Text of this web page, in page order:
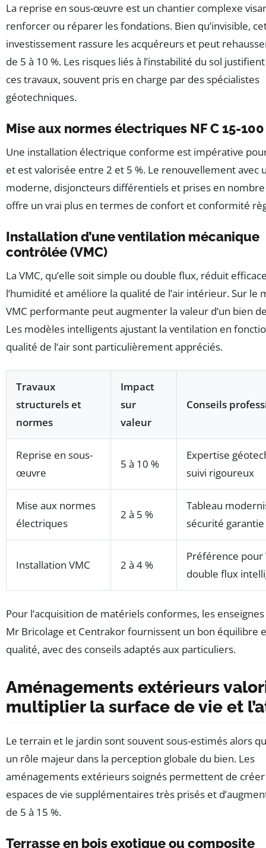
La reprise en sous-œuvre est un chantier complexe
renforcer ou réparer les fondations. Bien qu’invisible,
investissement rassure les acquéreurs et peut
de 5 à 10 %. Les risques liés à l’instabilité du sol
ces travaux, souvent pris en charge par des spécialistes
géotechniques.
Mise aux normes électriques NF C 15-100
Une installation électrique conforme est impérative
et est valorisée entre 2 et 5 %. Le renouvellement avec
moderne, disjoncteurs différentiels et prises en
offre un vrai plus en termes de confort et conformité
Installation d’une ventilation mécanique
contrôlée (VMC)
La VMC, qu’elle soit simple ou double flux, réduit
l’humidité et améliore la qualité de l’air intérieur. Sur le
VMC performante peut augmenter la valeur d’un bien
Les modèles intelligents ajustant la ventilation en
qualité de l’air sont particulièrement appréciés.
Travaux
structurels et
normes
Impact
sur
valeur
Conseils
Reprise en sous-
œuvre
5 à 10 %
Expertise
suivi rigoureux
Mise aux normes
électriques
2 à 5 %
Tableau
sécurité garantie
Installation VMC 2 à 4 %
Préférence pour
double flux
Pour l’acquisition de matériels conformes, les
Mr Bricolage et Centrakor fournissent un bon équilibre
qualité, avec des conseils adaptés aux particuliers.
Aménagements extérieurs
multiplier la surface de vie et
Le terrain et le jardin sont souvent sous-estimés alors
un rôle majeur dans la perception globale du bien. Les
aménagements extérieurs soignés permettent de
espaces de vie supplémentaires très prisés et
de 5 à 15 %.
Terrasse en bois exotique ou composite